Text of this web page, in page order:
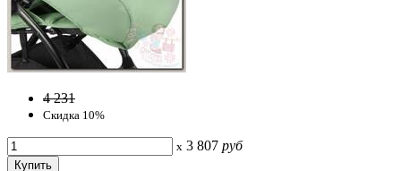
4 231
Скидка 10%
x 3 807 руб